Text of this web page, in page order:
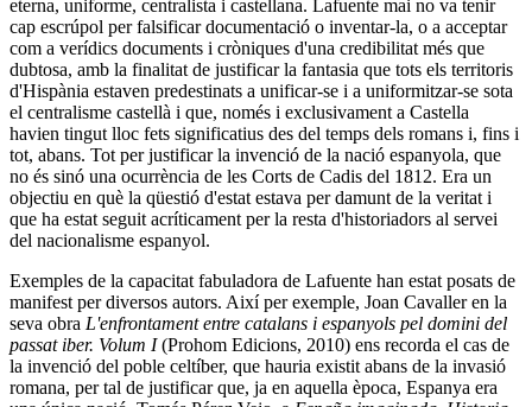
eterna, uniforme, centralista i castellana. Lafuente mai no va tenir
cap escrúpol per falsificar documentació o inventar-la, o a acceptar
com a verídics documents i cròniques d'una credibilitat més que
dubtosa, amb la finalitat de justificar la fantasia que tots els territoris
d'Hispània estaven predestinats a unificar-se i a uniformitzar-se sota
el centralisme castellà i que, només i exclusivament a Castella
havien tingut lloc fets significatius des del temps dels romans i, fins i
tot, abans. Tot per justificar la invenció de la nació espanyola, que
no és sinó una ocurrència de les Corts de Cadis del 1812. Era un
objectiu en què la qüestió d'estat estava per damunt de la veritat i
que ha estat seguit acríticament per la resta d'historiadors al servei
del nacionalisme espanyol.
Exemples de la capacitat fabuladora de Lafuente han estat posats de
manifest per diversos autors. Així per exemple, Joan Cavaller en la
seva obra L'enfrontament entre catalans i espanyols pel domini del
passat iber. Volum I(Prohom Edicions, 2010) ens recorda el cas de
la invenció del poble celtíber, que hauria existit abans de la invasió
romana, per tal de justificar que, ja en aquella època, Espanya era